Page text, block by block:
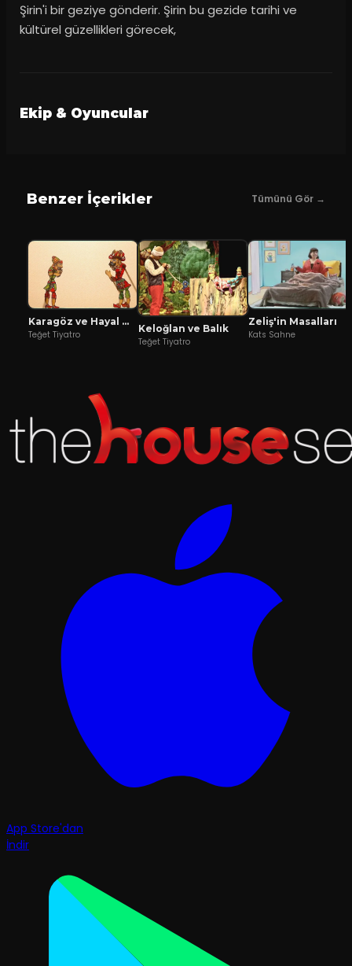
Şirin'i bir geziye gönderir. Şirin bu gezide tarihi ve
kültürel güzellikleri görecek,
Ekip & Oyuncular
Benzer İçerikler Tümünü Gör →
Karagöz ve Hayal Mızıkacıları
Teğet Tiyatro
Keloğlan ve Balık
Teğet Tiyatro
Zeliş'in Masalları
Kats Sahne
App Store'dan
İndir